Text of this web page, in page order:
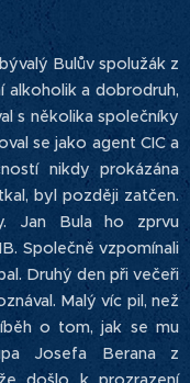
Bulův spolužák z
alkoholik a dobrodruh,
s několika společníky
se jako agent CIC a
nikdy prokázána
byl později zatčen.
Jan Bula ho zprvu
Společně vzpomínali
Druhý den při večeři
Malý víc pil, než
o tom, jak se mu
Josefa Berana z